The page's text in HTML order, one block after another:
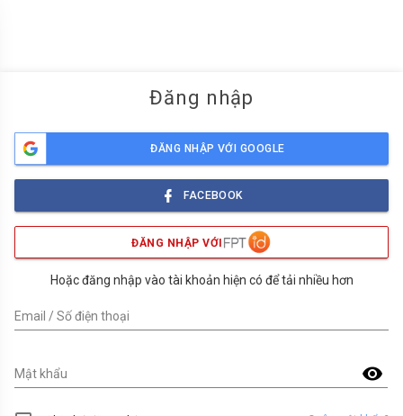
Đăng nhập
ĐĂNG NHẬP VỚI GOOGLE
FACEBOOK
ĐĂNG NHẬP VỚI
Hoặc đăng nhập vào tài khoản hiện có để tải nhiều hơn
Email / Số điện thoại
visibility
Mật khẩu